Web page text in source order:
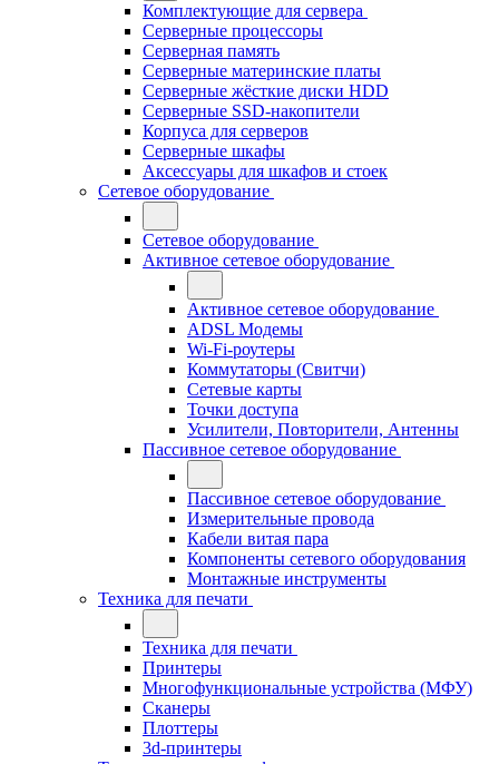
Комплектующие для сервера
Серверные процессоры
Серверная память
Серверные материнские платы
Серверные жёсткие диски HDD
Серверные SSD-накопители
Корпуса для серверов
Серверные шкафы
Аксессуары для шкафов и стоек
Сетевое оборудование
Сетевое оборудование
Активное сетевое оборудование
Активное сетевое оборудование
ADSL Модемы
Wi-Fi-роутеры
Коммутаторы (Свитчи)
Сетевые карты
Точки доступа
Усилители, Повторители, Антенны
Пассивное сетевое оборудование
Пассивное сетевое оборудование
Измерительные провода
Кабели витая пара
Компоненты сетевого оборудования
Монтажные инструменты
Техника для печати
Техника для печати
Принтеры
Многофункциональные устройства (МФУ)
Сканеры
Плоттеры
3d-принтеры